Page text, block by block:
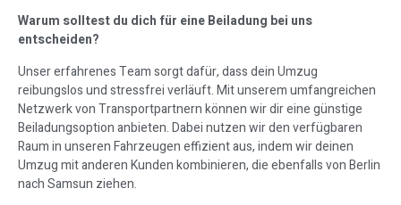
Warum solltest du dich für eine Beiladung bei uns
entscheiden?
Unser erfahrenes Team sorgt dafür, dass dein Umzug
reibungslos und stressfrei verläuft. Mit unserem umfangreichen
Netzwerk von Transportpartnern können wir dir eine günstige
Beiladungsoption anbieten. Dabei nutzen wir den verfügbaren
Raum in unseren Fahrzeugen effizient aus, indem wir deinen
Umzug mit anderen Kunden kombinieren, die ebenfalls von Berlin
nach Samsun ziehen.